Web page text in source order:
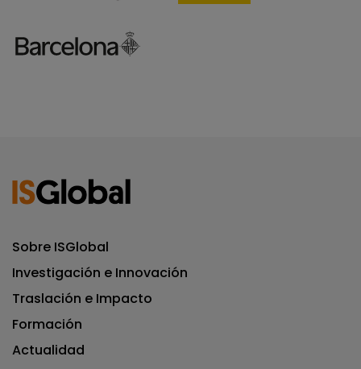
Sobre ISGlobal
Investigación e Innovación
Traslación e Impacto
Formación
Actualidad